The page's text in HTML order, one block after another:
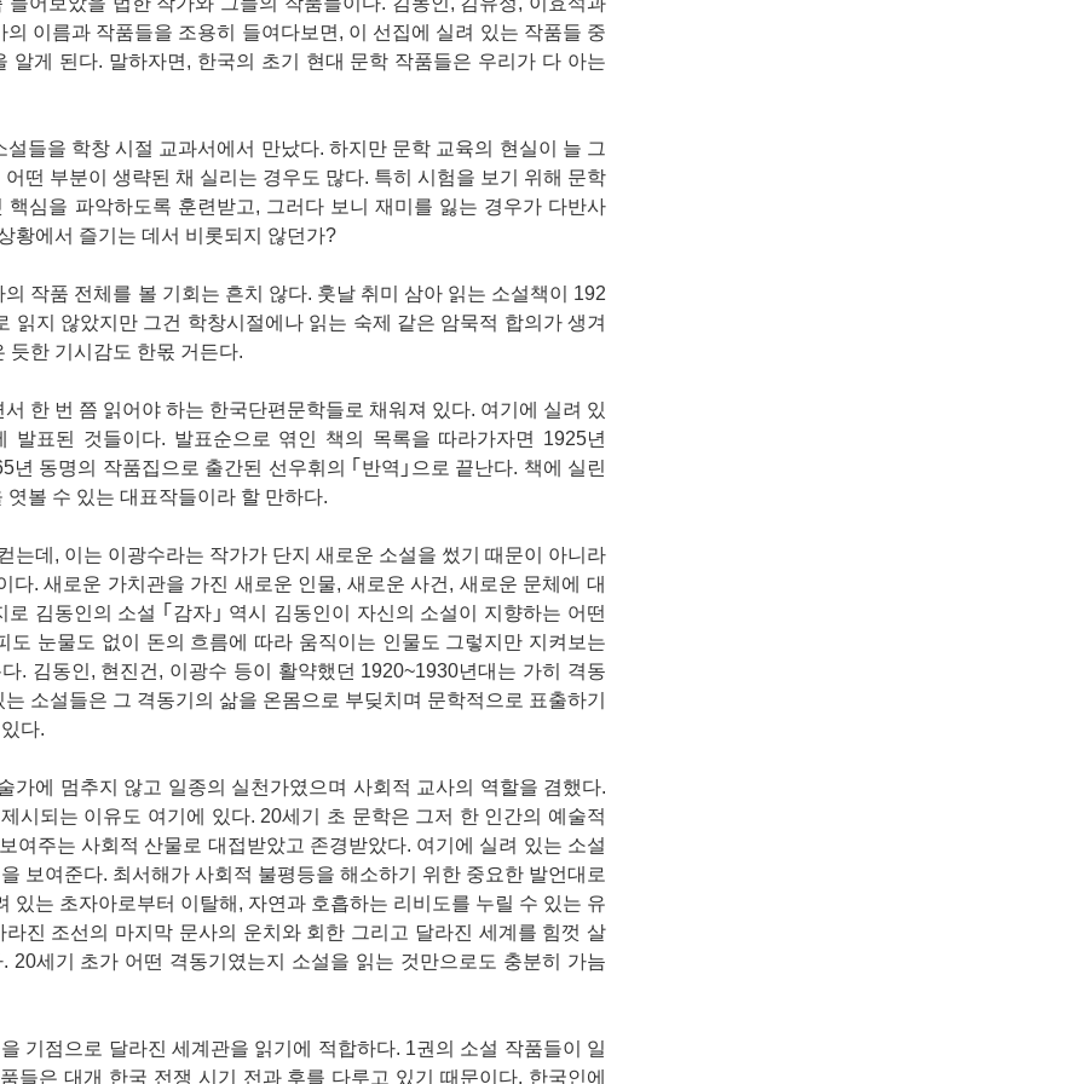
이름과 작품들을 조용히 들여다보면, 이 선집에 실려 있는 작품들 중
게 된다. 말하자면, 한국의 초기 현대 문학 작품들은 우리가 다 아는
들을 학창 시절 교과서에서 만났다. 하지만 문학 교육의 현실이 늘 그
떤 부분이 생략된 채 실리는 경우도 많다. 특히 시험을 보기 위해 문학
심을 파악하도록 훈련받고, 그러다 보니 재미를 잃는 경우가 다반사
황에서 즐기는 데서 비롯되지 않던가?
작품 전체를 볼 기회는 흔치 않다. 훗날 취미 삼아 읽는 소설책이 192
읽지 않았지만 그건 학창시절에나 읽는 숙제 같은 암묵적 합의가 생겨
듯한 기시감도 한몫 거든다.
한 번 쯤 읽어야 하는 한국단편문학들로 채워져 있다. 여기에 실려 있
발표된 것들이다. 발표순으로 엮인 책의 목록을 따라가자면 1925년
동명의 작품집으로 출간된 선우휘의 ｢반역｣으로 끝난다. 책에 실린
볼 수 있는 대표작들이라 할 만하다.
는데, 이는 이광수라는 작가가 단지 새로운 소설을 썼기 때문이 아니라
. 새로운 가치관을 가진 새로운 인물, 새로운 사건, 새로운 문체에 대
김동인의 소설 ｢감자｣ 역시 김동인이 자신의 소설이 지향하는 어떤
눈물도 없이 돈의 흐름에 따라 움직이는 인물도 그렇지만 지켜보는
. 김동인, 현진건, 이광수 등이 활약했던 1920~1930년대는 가히 격동
소설들은 그 격동기의 삶을 온몸으로 부딪치며 문학적으로 표출하기
다.
에 멈추지 않고 일종의 실천가였으며 사회적 교사의 역할을 겸했다.
시되는 이유도 여기에 있다. 20세기 초 문학은 그저 한 인간의 예술적
여주는 사회적 산물로 대접받았고 존경받았다. 여기에 실려 있는 소설
보여준다. 최서해가 사회적 불평등을 해소하기 위한 중요한 발언대로
있는 초자아로부터 이탈해, 자연과 호흡하는 리비도를 누릴 수 있는 유
진 조선의 마지막 문사의 운치와 회한 그리고 달라진 세계를 힘껏 살
세기 초가 어떤 격동기였는지 소설을 읽는 것만으로도 충분히 가늠
기점으로 달라진 세계관을 읽기에 적합하다. 1권의 소설 작품들이 일
들은 대개 한국 전쟁 시기 전과 후를 다루고 있기 때문이다. 한국인에